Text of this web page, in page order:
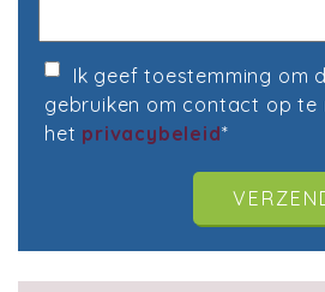
Ik geef toestemming om
gebruiken om contact op te
het privacybeleid*